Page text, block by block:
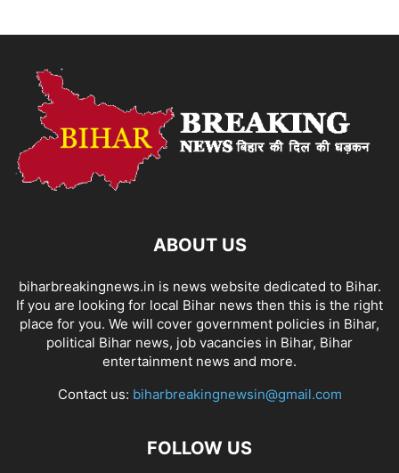
ABOUT US
biharbreakingnews.in is news website dedicated to Bihar.
If you are looking for local Bihar news then this is the right
place for you. We will cover government policies in Bihar,
political Bihar news, job vacancies in Bihar, Bihar
entertainment news and more.
Contact us: biharbreakingnewsin@gmail.com
FOLLOW US